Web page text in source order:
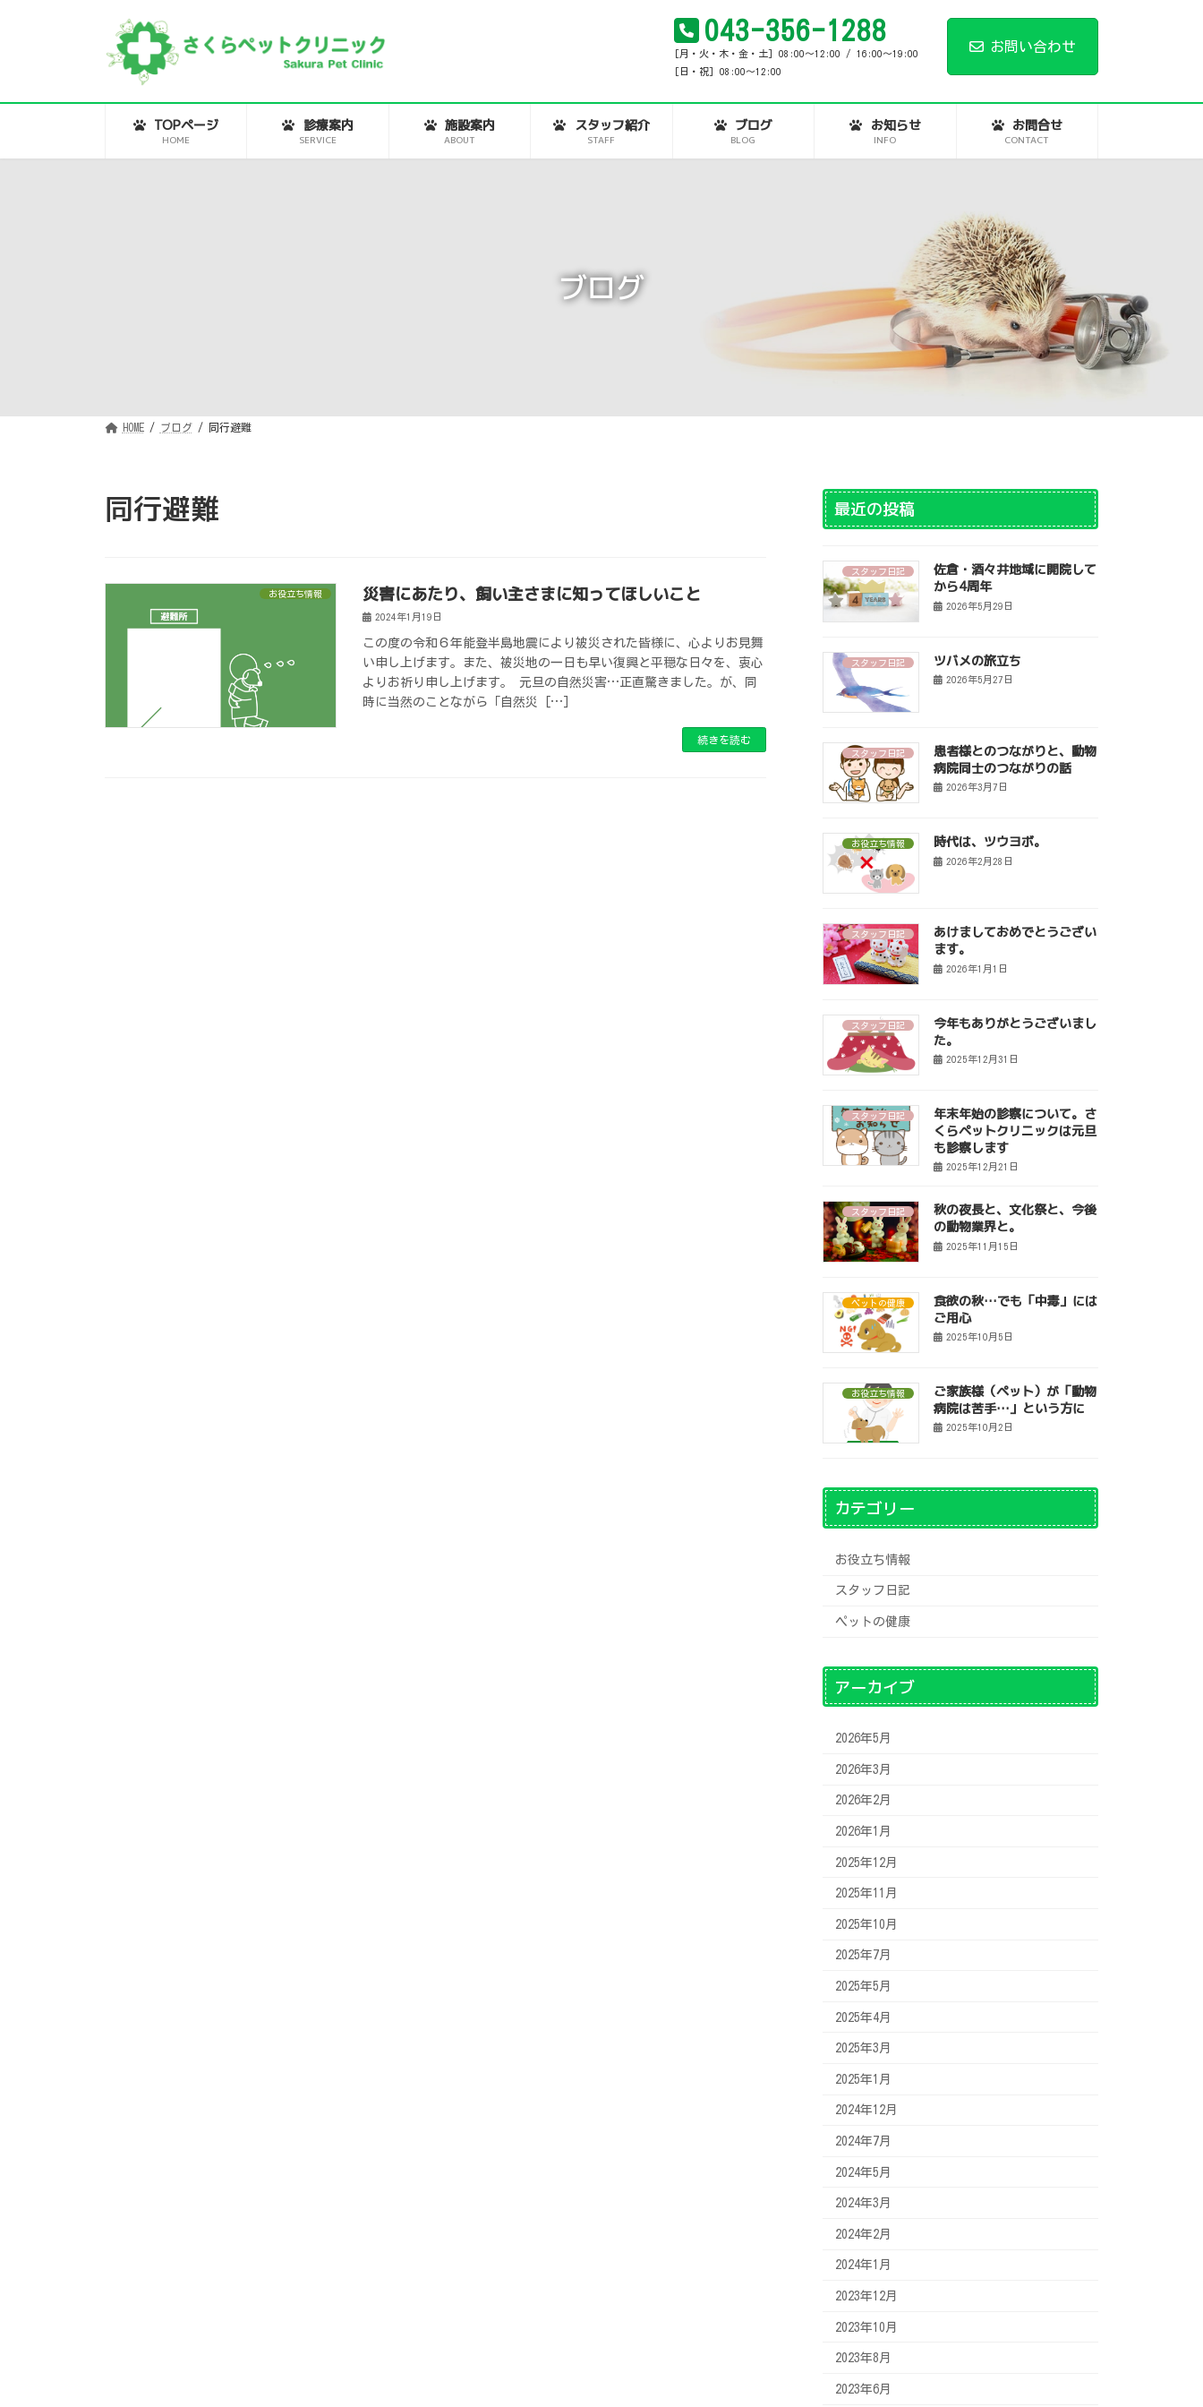
キ
に
043-356-1288
[月・火・木・金・土] 08:00～12:00 / 16:00～19:00
[日・祝] 08:00～12:00
お問い合わせ
TOPページ
HOME
診療案内
SERVICE
施設案内
ABOUT
スタッフ紹介
STAFF
ブログ
BLOG
お知らせ
INFO
お問合せ
CONTACT
ブログ
HOME ブログ 同行避難
同行避難
お役立ち情報 災害にあたり、飼い主さまに知ってほしいこと
2024年1月19日
この度の令和６年能登半島地震により被災された皆様に、心よりお見舞
い申し上げます。また、被災地の一日も早い復興と平穏な日々を、衷心
よりお祈り申し上げます。 元旦の自然災害…正直驚きました。が、同
時に当然のことながら「自然災 […]
続きを読む
最近の投稿
スタッフ日記
佐倉・酒々井地域に開院して
から4周年
2026年5月29日
スタッフ日記 ツバメの旅立ち
2026年5月27日
スタッフ日記
患者様とのつながりと、動物
病院同士のつながりの話
2026年3月7日
お役立ち情報 時代は、ツウヨボ。
2026年2月28日
スタッフ日記
あけましておめでとうござい
ます。
2026年1月1日
スタッフ日記
今年もありがとうございまし
た。
2025年12月31日
スタッフ日記
年末年始の診察について。さ
くらペットクリニックは元旦
も診察します
2025年12月21日
スタッフ日記
秋の夜長と、文化祭と、今後
の動物業界と。
2025年11月15日
ペットの健康
食欲の秋…でも「中毒」には
ご用心
2025年10月5日
お役立ち情報
ご家族様（ペット）が「動物
病院は苦手…」という方に
2025年10月2日
カテゴリー
お役立ち情報
スタッフ日記
ペットの健康
アーカイブ
2026年5月
2026年3月
2026年2月
2026年1月
2025年12月
2025年11月
2025年10月
2025年7月
2025年5月
2025年4月
2025年3月
2025年1月
2024年12月
2024年7月
2024年5月
2024年3月
2024年2月
2024年1月
2023年12月
2023年10月
2023年8月
2023年6月